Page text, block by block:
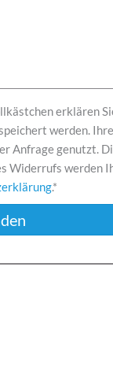
erklären
werden.
Anfrage genutzt.
Widerrufs werden
.